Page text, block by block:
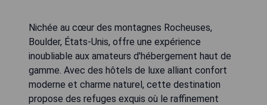
Nichée au cœur des montagnes Rocheuses,
Boulder, États-Unis, offre une expérience
inoubliable aux amateurs d'hébergement haut de
gamme. Avec des hôtels de luxe alliant confort
moderne et charme naturel, cette destination
propose des refuges exquis où le raffinement